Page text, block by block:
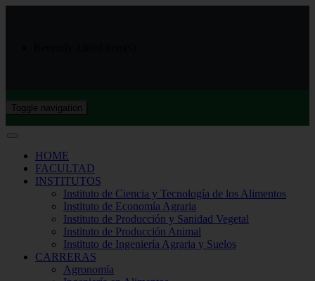
Toggle navigation
HOME
FACULTAD
INSTITUTOS
Instituto de Ciencia y Tecnología de los Alimentos
Instituto de Economía Agraria
Instituto de Producción y Sanidad Vegetal
Instituto de Producción Animal
Instituto de Ingeniería Agraria y Suelos
CARRERAS
Agronomía